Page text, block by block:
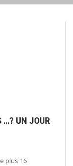
…? UN JOUR
plus 16